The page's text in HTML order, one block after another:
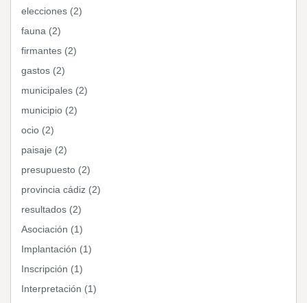
elecciones (2)
fauna (2)
firmantes (2)
gastos (2)
municipales (2)
municipio (2)
ocio (2)
paisaje (2)
presupuesto (2)
provincia cádiz (2)
resultados (2)
Asociación (1)
Implantación (1)
Inscripción (1)
Interpretación (1)